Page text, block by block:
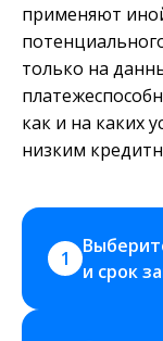
применяют
только на
как и на каких
низким
1
и срок